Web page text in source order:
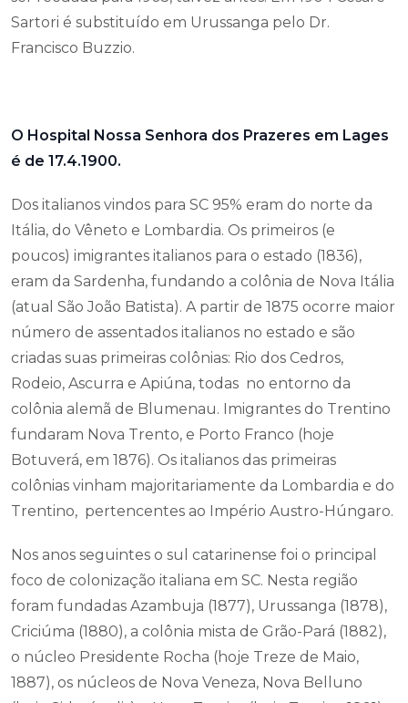
Sartori é substituído em Urussanga pelo Dr.
Francisco Buzzio.
O Hospital Nossa Senhora dos Prazeres em Lages
é de 17.4.1900.
Dos italianos vindos para SC 95% eram do norte da
Itália, do Vêneto e Lombardia. Os primeiros (e
poucos) imigrantes italianos para o estado (1836),
eram da Sardenha, fundando a colônia de Nova Itália
(atual São João Batista). A partir de 1875 ocorre maior
número de assentados italianos no estado e são
criadas suas primeiras colônias: Rio dos Cedros,
Rodeio, Ascurra e Apiúna, todas no entorno da
colônia alemã de Blumenau. Imigrantes do Trentino
fundaram Nova Trento, e Porto Franco (hoje
Botuverá, em 1876). Os italianos das primeiras
colônias vinham majoritariamente da Lombardia e do
Trentino, pertencentes ao Império Austro-Húngaro.
Nos anos seguintes o sul catarinense foi o principal
foco de colonização italiana em SC. Nesta região
foram fundadas Azambuja (1877), Urussanga (1878),
Criciúma (1880), a colônia mista de Grão-Pará (1882),
o núcleo Presidente Rocha (hoje Treze de Maio,
1887), os núcleos de Nova Veneza, Nova Belluno